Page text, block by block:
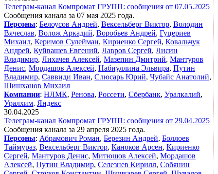
Телеграм-канал Компромат ГРУПП: сообщения от 07.05.2025
Сообщения канала за 07 мая 2025 года.
Персоны: Белоусов Андрей, Вексельберг Виктор, Володин
Вячеслав, Волож Аркадий, Воробьев Андрей, Гуцериев
Михаил, Керимов Сулейман, Кириенко Сергей, Ковальчук
Андрей, Куйвашев Евгений, Лавров Сергей, Лисин
Владимир, Лихачев Алексей, Мазепин Дмитрий, Мантуров
Денис, Мордашов Алексей, Набиуллина Эльвира, Путин
Владимир, Саввиди Иван, Слюсарь Юрий, Чубайс Анатолий,
Шишханов Михаил
Компании: НЛМК, Ренова, Россети, Сбербанк, Уралкалий,
Уралхим, Яндекс
30.04.2025
Телеграм-канал Компромат ГРУПП: сообщения от 29.04.2025
Сообщения канала за 29 апреля 2025 года.
Персоны: Абрамович Роман, Березин Андрей, Боллоев
Таймураз, Вексельберг Виктор, Каноков Арсен, Кириенко
Сергей, Мантуров Денис, Митюшов Алексей, Мордашов
Алексей, Путин Владимир, Селезнев Кирилл, Собянин